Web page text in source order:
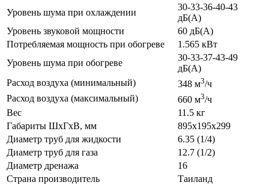
Уровень шума при охлаждении
30-33-36-40-43
дБ(А)
Уровень звуковой мощности
60 дБ(А)
Потребляемая мощность при обогреве
1.565 кВт
Уровень шума при обогреве
30-33-37-43-49
дБ(А)
Расход воздуха (минимальный)
348 м3/ч
Расход воздуха (максимальный)
660 м3/ч
Вес
11.5 кг
Габариты ШхГхВ, мм
895x195x299
Диаметр труб для жидкости
6.35 (1/4)
Диаметр труб для газа
12.7 (1/2)
Диаметр дренажа
16
Страна производитель
Таиланд